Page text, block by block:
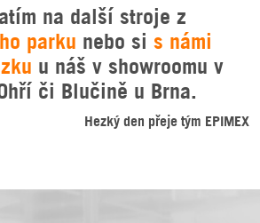
na další stroje z
parku nebo si s námi
u náš v showroomu v
či Blučině u Brna.
Hezký den přeje tým EPIMEX